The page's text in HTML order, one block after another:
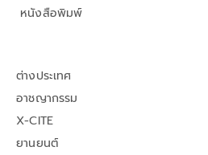
หนังสือพิมพ์
ต่างประเทศ
อาชญากรรม
X-CITE
ยานยนต์